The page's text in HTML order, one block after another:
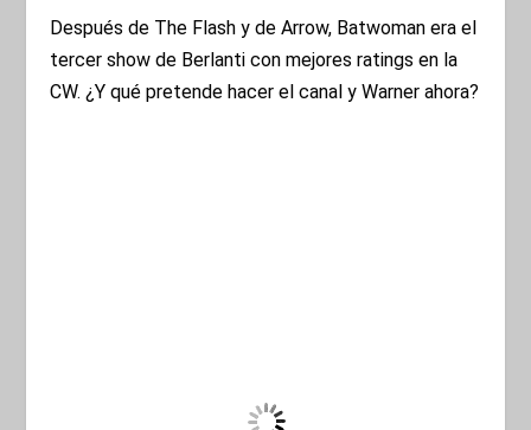
Después de The Flash y de Arrow, Batwoman era el
tercer show de Berlanti con mejores ratings en la
CW. ¿Y qué pretende hacer el canal y Warner ahora?